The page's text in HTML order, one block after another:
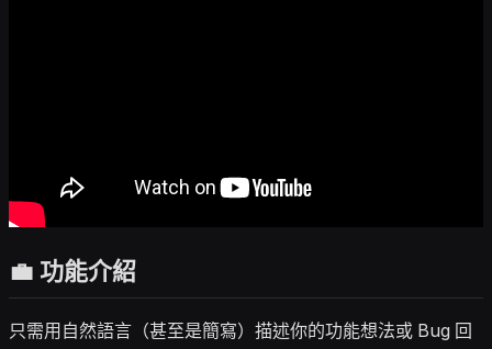
💼 功能介紹
只需用自然語言（甚至是簡寫）描述你的功能想法或 Bug 回